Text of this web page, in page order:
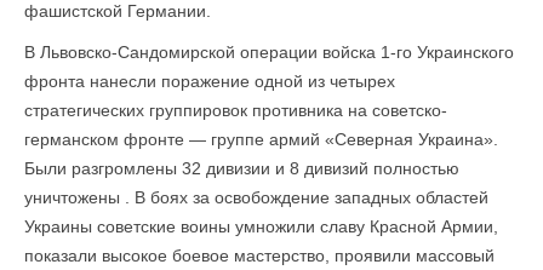
фашистской Германии.
В Львовско-Сандомирской операции войска 1-го Украинского
фронта нанесли поражение одной из четырех
стратегических группировок противника на советско-
германском фронте — группе армий «Северная Украина».
Были разгромлены 32 дивизии и 8 дивизий полностью
уничтожены . В боях за освобождение западных областей
Украины советские воины умножили славу Красной Армии,
показали высокое боевое мастерство, проявили массовый